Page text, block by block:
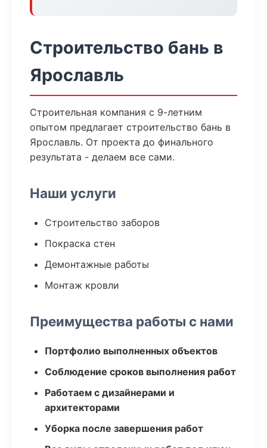
Строительство бань в
Ярославль
Строительная компания с 9-летним
опытом предлагает строительство бань в
Ярославль. От проекта до финального
результата - делаем все сами.
Наши услуги
Строительство заборов
Покраска стен
Демонтажные работы
Монтаж кровли
Преимущества работы с нами
Портфолио выполненных объектов
Соблюдение сроков выполнения работ
Работаем с дизайнерами и
архитекторами
Уборка после завершения работ